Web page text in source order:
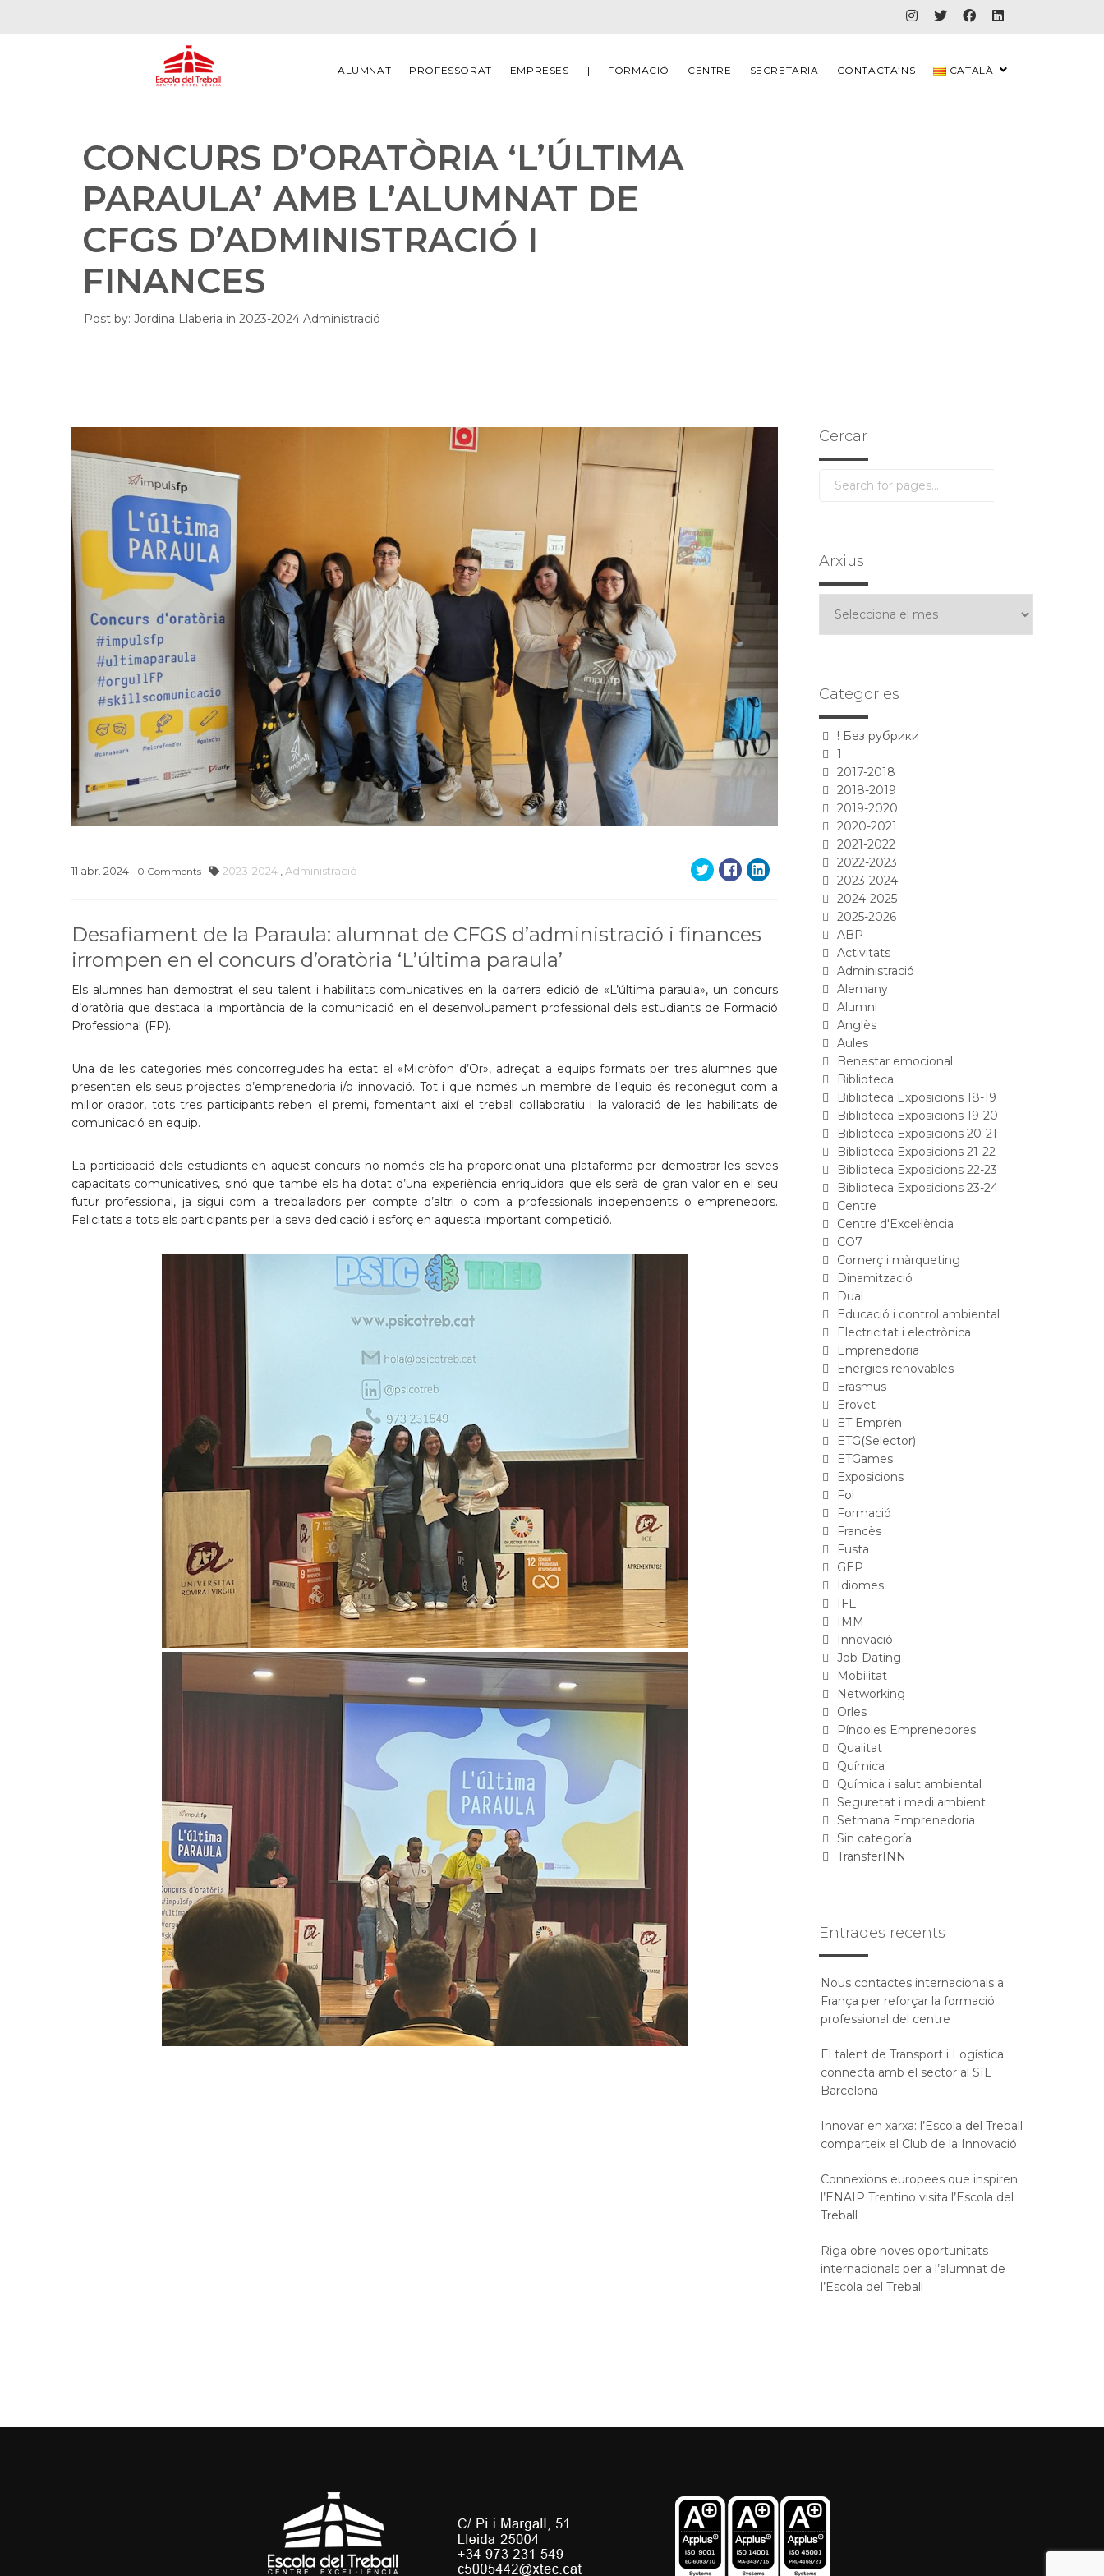
ALUMNAT PROFESSORAT EMPRESES | FORMACIÓ CENTRE SECRETARIA CONTACTA’NS CATALÀ
CONCURS D’ORATÒRIA ‘L’ÚLTIMA
PARAULA’ AMB L’ALUMNAT DE
CFGS D’ADMINISTRACIÓ I
FINANCES
Post by: Jordina Llaberia in 2023-2024 Administració
11 abr. 2024 0 Comments 2023-2024 Administració
Desafiament de la Paraula: alumnat de CFGS d’administració i finances
irrompen en el concurs d’oratòria ‘L’última paraula’
Els alumnes han demostrat el seu talent i habilitats comunicatives en la darrera edició de «L’última paraula», un concurs
d’oratòria que destaca la importància de la comunicació en el desenvolupament professional dels estudiants de Formació
Professional (FP).
Una de les categories més concorregudes ha estat el «Micròfon d’Or», adreçat a equips formats per tres alumnes que
presenten els seus projectes d’emprenedoria i/o innovació. Tot i que només un membre de l’equip és reconegut com a
millor orador, tots tres participants reben el premi, fomentant així el treball col·laboratiu i la valoració de les habilitats de
comunicació en equip.
La participació dels estudiants en aquest concurs no només els ha proporcionat una plataforma per demostrar les seves
capacitats comunicatives, sinó que també els ha dotat d’una experiència enriquidora que els serà de gran valor en el seu
futur professional, ja sigui com a treballadors per compte d’altri o com a professionals independents o emprenedors.
Felicitats a tots els participants per la seva dedicació i esforç en aquesta important competició.
Cercar
Arxius
Categories
! Без рубрики
1
2017-2018
2018-2019
2019-2020
2020-2021
2021-2022
2022-2023
2023-2024
2024-2025
2025-2026
ABP
Activitats
Administració
Alemany
Alumni
Anglès
Aules
Benestar emocional
Biblioteca
Biblioteca Exposicions 18-19
Biblioteca Exposicions 19-20
Biblioteca Exposicions 20-21
Biblioteca Exposicions 21-22
Biblioteca Exposicions 22-23
Biblioteca Exposicions 23-24
Centre
Centre d'Excel·lència
CO7
Comerç i màrqueting
Dinamització
Dual
Educació i control ambiental
Electricitat i electrònica
Emprenedoria
Energies renovables
Erasmus
Erovet
ET Emprèn
ETG(Selector)
ETGames
Exposicions
Fol
Formació
Francès
Fusta
GEP
Idiomes
IFE
IMM
Innovació
Job-Dating
Mobilitat
Networking
Orles
Píndoles Emprenedores
Qualitat
Química
Química i salut ambiental
Seguretat i medi ambient
Setmana Emprenedoria
Sin categoría
TransferINN
Entrades recents
Nous contactes internacionals a
França per reforçar la formació
professional del centre
El talent de Transport i Logística
connecta amb el sector al SIL
Barcelona
Innovar en xarxa: l’Escola del Treball
comparteix el Club de la Innovació
Connexions europees que inspiren:
l’ENAIP Trentino visita l’Escola del
Treball
Riga obre noves oportunitats
internacionals per a l’alumnat de
l’Escola del Treball